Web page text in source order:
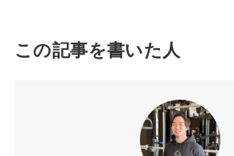
この記事を書いた人